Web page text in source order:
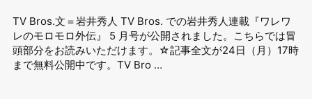
TV Bros.文＝岩井秀人 TV Bros. での岩井秀⼈連載『ワレワ
レのモロモロ外伝』 5 ⽉号が公開されました。こちらでは冒
頭部分をお読みいただけます。☆記事全文が24日（月）17時
まで無料公開中です。TV Bro …